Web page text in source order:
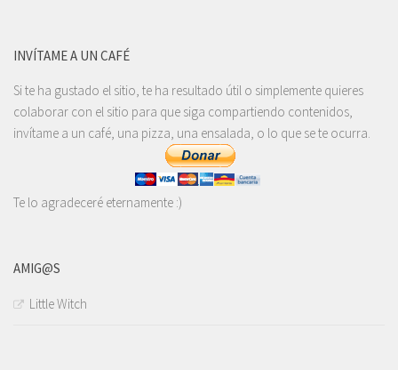
INVÍTAME A UN CAFÉ
Si te ha gustado el sitio, te ha resultado útil o simplemente quieres
colaborar con el sitio para que siga compartiendo contenidos,
invítame a un café, una pizza, una ensalada, o lo que se te ocurra.
Te lo agradeceré eternamente :)
AMIG@S
Little Witch